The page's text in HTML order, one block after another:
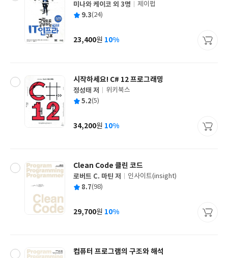
글
쓴
미나와 케이코 외 3명
출
사
제이펍
평 9.3(24)
가
23,400원 10%
시작하세요! C# 12 프로그래밍
글
쓴
정성태 저
출
사
위키북스
평 5.2(5)
가
34,200원 10%
Clean Code 클린 코드
글
쓴
로버트 C. 마틴 저
출
사
인사이트(insight)
평 8.7(98)
가
29,700원 10%
컴퓨터 프로그램의 구조와 해석